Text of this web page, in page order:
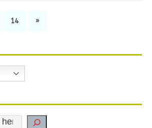
14 »